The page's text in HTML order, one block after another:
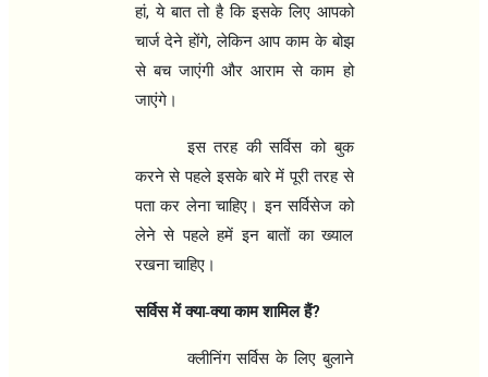
हां,ये बात तो है कि इसके लिए आपको
चार्ज देने होंगे,लेकिन आप काम के बोझ
से बच जाएंगी और आराम से काम हो
जाएंगे।
इस तरह की सर्विस को बुक
करने से पहले इसके बारे में पूरी तरह से
पता कर लेना चाहिए। इन सर्विसेज को
लेने से पहले हमें इन बातों का ख्याल
रखना चाहिए।
सर्विस में क्या-क्या काम शामिल हैं?
क्लीनिंग सर्विस के लिए बुलाने